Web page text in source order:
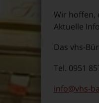
Wir hoffen,
Aktuelle
Das vhs-
Tel. 0951
info@vhs-